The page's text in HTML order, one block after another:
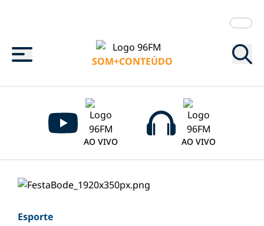
Menu
SOM+CONTEÚDO
AO VIVO AO VIVO
Esporte